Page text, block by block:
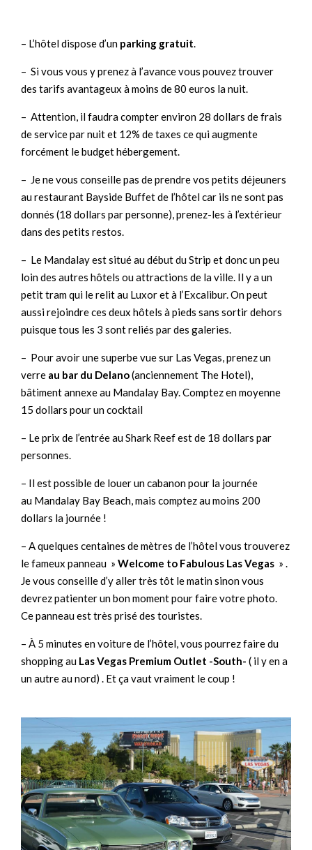
– L’hôtel dispose d’un parking gratuit.
– Si vous vous y prenez à l’avance vous pouvez trouver
des tarifs avantageux à moins de 80 euros la nuit.
– Attention, il faudra compter environ 28 dollars de frais
de service par nuit et 12% de taxes ce qui augmente
forcément le budget hébergement.
– Je ne vous conseille pas de prendre vos petits déjeuners
au restaurant Bayside Buffet de l’hôtel car ils ne sont pas
donnés (18 dollars par personne), prenez-les à l’extérieur
dans des petits restos.
– Le Mandalay est situé au début du Strip et donc un peu
loin des autres hôtels ou attractions de la ville. Il y a un
petit tram qui le relit au Luxor et à l’Excalibur. On peut
aussi rejoindre ces deux hôtels à pieds sans sortir dehors
puisque tous les 3 sont reliés par des galeries.
– Pour avoir une superbe vue sur Las Vegas, prenez un
verre au bar du Delano(anciennement The Hotel),
bâtiment annexe au Mandalay Bay. Comptez en moyenne
15 dollars pour un cocktail
– Le prix de l’entrée au Shark Reef est de 18 dollars par
personnes.
– Il est possible de louer un cabanon pour la journée
au Mandalay Bay Beach, mais comptez au moins 200
dollars la journée !
– A quelques centaines de mètres de l’hôtel vous trouverez
le fameux panneau » Welcome to Fabulous Las Vegas » .
Je vous conseille d’y aller très tôt le matin sinon vous
devrez patienter un bon moment pour faire votre photo.
Ce panneau est très prisé des touristes.
– À 5 minutes en voiture de l’hôtel, vous pourrez faire du
shopping au Las Vegas Premium Outlet -South- ( il y en a
un autre au nord) . Et ça vaut vraiment le coup !